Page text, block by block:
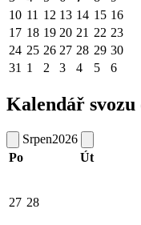
10 11 12 13 14 15 16
17 18 19 20 21 22 23
24 25 26 27 28 29 30
31 1 2 3 4 5 6
Kalendář svozu
Srpen2026
Po
Út
27 28